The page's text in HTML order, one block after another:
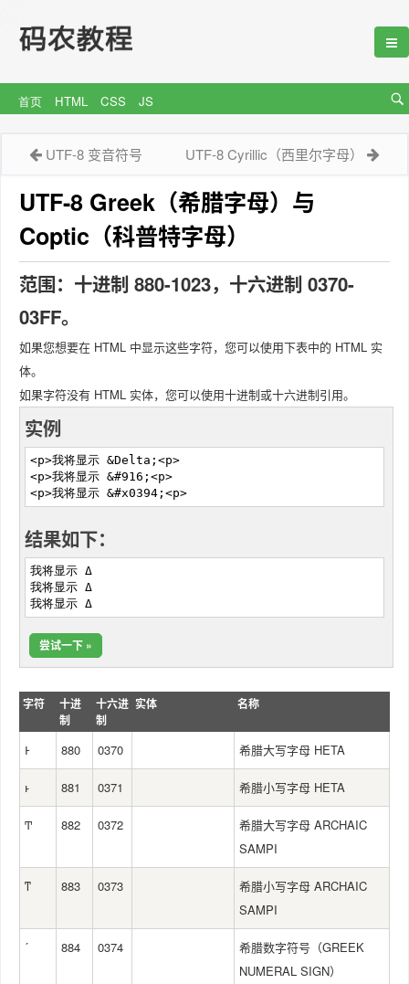
首页 HTML CSS JS
UTF-8 变音符号 UTF-8 Cyrillic（西里尔字母）
UTF-8 Greek（希腊字母）与
Coptic（科普特字母）
范围：十进制 880-1023，十六进制 0370-
03FF。
如果您想要在 HTML 中显示这些字符，您可以使用下表中的 HTML 实
体。
如果字符没有 HTML 实体，您可以使用十进制或十六进制引用。
实例
<p>我将显示 &Delta;<p>
<p>我将显示 &#916;<p>
<p>我将显示 &#x0394;<p>
结果如下：
我将显示 Δ
我将显示 Δ
我将显示 Δ
尝试一下 »
字符
十进
制
十六进
制
实体 名称
Ͱ 880 0370 希腊大写字母 HETA
ͱ 881 0371 希腊小写字母 HETA
Ͳ 882 0372
希腊大写字母 ARCHAIC
SAMPI
ͳ 883 0373
希腊小写字母 ARCHAIC
SAMPI
ʹ 884 0374
希腊数字符号（GREEK
NUMERAL SIGN）